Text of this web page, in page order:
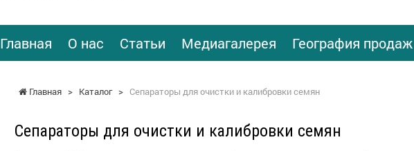
Главная О нас Статьи Медиагалерея География продаж
Главная > Каталог > Сепараторы для очистки и калибровки семян
Сепараторы для очистки и калибровки семян